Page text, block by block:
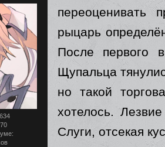
переоценивать
рыцарь
После первого
Щупальца
но такой
хотелось.
Слуги, отсекая